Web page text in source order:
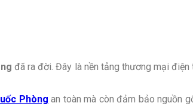
đã ra đời. Đây là nền tảng thương mại
Phòng an toàn mà còn đảm bảo nguồn